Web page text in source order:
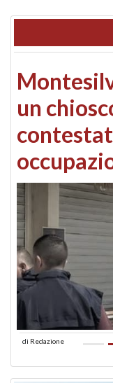
un
di Redazione